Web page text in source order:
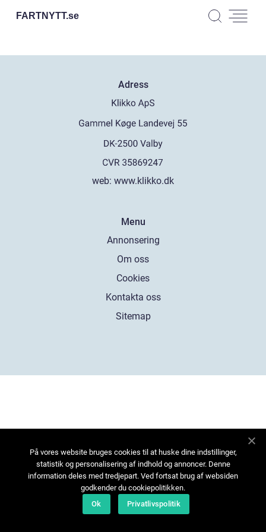
FARTNYTT.se
Adress
web: www.klikko.dk
Menu
Annonsering
Om oss
Cookies
Kontakta oss
Sitemap
På vores website bruges cookies til at huske dine indstillinger,
statistik og personalisering af indhold og annoncer. Denne
information deles med tredjepart. Ved fortsat brug af websiden
godkender du cookiepolitikken.
Ok
Privatlivspolitik